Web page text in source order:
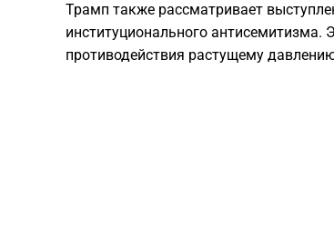
Трамп также рассматривает
институционального
противодействия растущему